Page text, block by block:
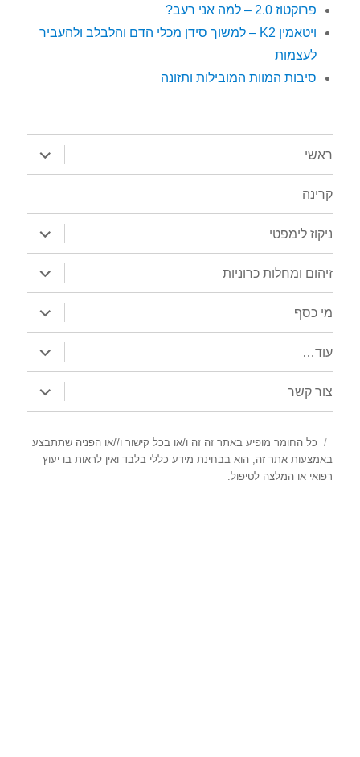
פרוקטוז 2.0 – למה אני רעב?
ויטאמין K2 – למשוך סידן מכלי הדם והלבלב ולהעביר
לעצמות
סיבות המוות המובילות ותזונה
ראשי
תפריט
קרינה
ניקוז לימפטי
תפריט
זיהום ומחלות כרוניות
תפריט
מי כסף
תפריט
עוד…
תפריט
צור קשר
תפריט
כל החומר מופיע באתר זה זה ו/או בכל קישור ו//או הפניה שתתבצע
באמצעות אתר זה, הוא בבחינת מידע כללי בלבד ואין לראות בו יעוץ
רפואי או המלצה לטיפול.